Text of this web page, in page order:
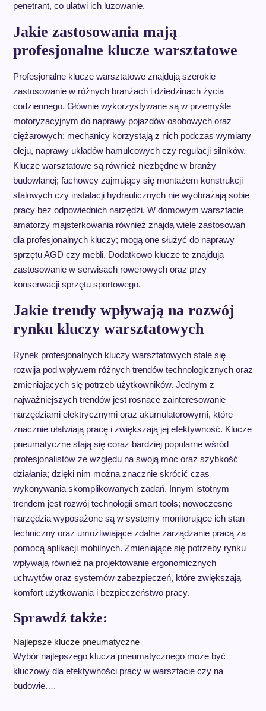
penetrant, co ułatwi ich luzowanie.
Jakie zastosowania mają
profesjonalne klucze warsztatowe
Profesjonalne klucze warsztatowe znajdują szerokie
zastosowanie w różnych branżach i dziedzinach życia
codziennego. Głównie wykorzystywane są w przemyśle
motoryzacyjnym do naprawy pojazdów osobowych oraz
ciężarowych; mechanicy korzystają z nich podczas wymiany
oleju, naprawy układów hamulcowych czy regulacji silników.
Klucze warsztatowe są również niezbędne w branży
budowlanej; fachowcy zajmujący się montażem konstrukcji
stalowych czy instalacji hydraulicznych nie wyobrażają sobie
pracy bez odpowiednich narzędzi. W domowym warsztacie
amatorzy majsterkowania również znajdą wiele zastosowań
dla profesjonalnych kluczy; mogą one służyć do naprawy
sprzętu AGD czy mebli. Dodatkowo klucze te znajdują
zastosowanie w serwisach rowerowych oraz przy
konserwacji sprzętu sportowego.
Jakie trendy wpływają na rozwój
rynku kluczy warsztatowych
Rynek profesjonalnych kluczy warsztatowych stale się
rozwija pod wpływem różnych trendów technologicznych oraz
zmieniających się potrzeb użytkowników. Jednym z
najważniejszych trendów jest rosnące zainteresowanie
narzędziami elektrycznymi oraz akumulatorowymi, które
znacznie ułatwiają pracę i zwiększają jej efektywność. Klucze
pneumatyczne stają się coraz bardziej popularne wśród
profesjonalistów ze względu na swoją moc oraz szybkość
działania; dzięki nim można znacznie skrócić czas
wykonywania skomplikowanych zadań. Innym istotnym
trendem jest rozwój technologii smart tools; nowoczesne
narzędzia wyposażone są w systemy monitorujące ich stan
techniczny oraz umożliwiające zdalne zarządzanie pracą za
pomocą aplikacji mobilnych. Zmieniające się potrzeby rynku
wpływają również na projektowanie ergonomicznych
uchwytów oraz systemów zabezpieczeń, które zwiększają
komfort użytkowania i bezpieczeństwo pracy.
Sprawdź także:
Najlepsze klucze pneumatyczne
Wybór najlepszego klucza pneumatycznego może być
kluczowy dla efektywności pracy w warsztacie czy na
budowie.…